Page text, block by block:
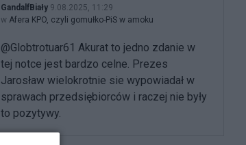
GandalfBiały 9.08.2025, 11:29
w Afera KPO, czyli gomułko-PiS w amoku
@Globtrotuar61 Akurat to jedno zdanie w
tej notce jest bardzo celne. Prezes
Jarosław wielokrotnie sie wypowiadał w
sprawach przedsiębiorców i raczej nie były
to pozytywy.